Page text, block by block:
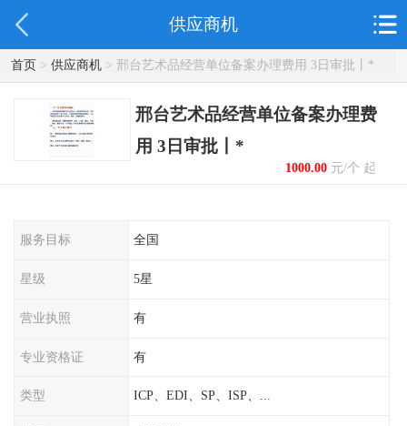
供应商机
首页> 供应商机> 邢台艺术品经营单位备案办理费用 3日审批丨*
邢台艺术品经营单位备案办理费
用 3日审批丨*
1000.00元/个 起
服务目标 全国
星级 5星
营业执照 有
专业资格证 有
类型 ICP、EDI、SP、ISP、...